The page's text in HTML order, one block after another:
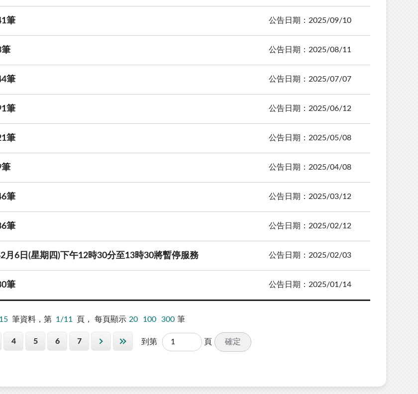
筆 公告日期：2025/09/10
筆 公告日期：2025/08/11
筆 公告日期：2025/07/07
筆 公告日期：2025/06/12
筆 公告日期：2025/05/08
筆 公告日期：2025/04/08
筆 公告日期：2025/03/12
筆 公告日期：2025/02/12
6日(星期四)下午12時30分至13時30將暫停服務 公告日期：2025/02/03
筆 公告日期：2025/01/14
筆資料，第 1/11 頁， 每頁顯示 20 100 300 筆
4 5 6 7 到第 頁 確定